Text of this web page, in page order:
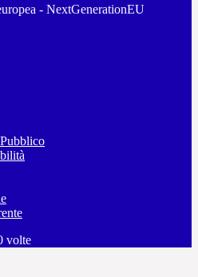
- NextGenerationEU
volte